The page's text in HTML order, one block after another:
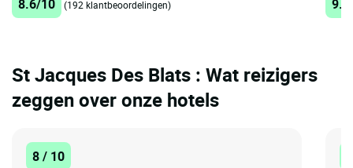
8.6/10 (192 klantbeoordelingen)
St Jacques Des Blats : Wat reizigers
zeggen over onze hotels
8 / 10